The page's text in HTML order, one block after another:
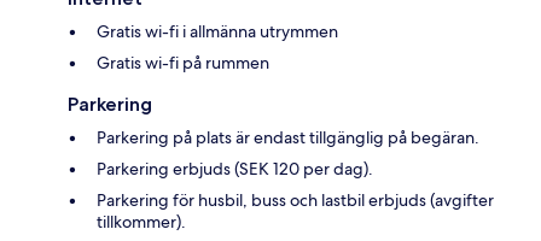
Gratis wi-fi i allmänna utrymmen
Gratis wi-fi på rummen
Parkering
Parkering på plats är endast tillgänglig på begäran.
Parkering erbjuds (SEK 120 per dag).
Parkering för husbil, buss och lastbil erbjuds (avgifter
tillkommer).